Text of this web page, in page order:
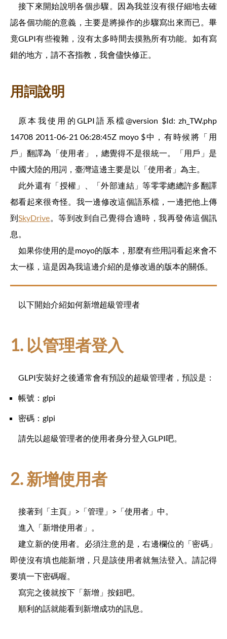
接下來開始說明各個步驟。因為我並沒有很仔細地去確
認各個功能的意義，主要是將操作的步驟寫出來而已。畢
竟GLPI有些複雜，沒有太多時間去摸熟所有功能。如有寫
錯的地方，請不吝指教，我會儘快修正。
用詞說明
原本我使用的GLPI語系檔@version $Id: zh_TW.php
14708 2011-06-21 06:28:45Z moyo $中，有時候將「用
戶」翻譯為「使用者」，總覺得不是很統一。「用戶」是
中國大陸的用詞，臺灣這邊主要是以「使用者」為主。
此外還有「授權」、「外部連結」等零零總總許多翻譯
都看起來很奇怪。我一邊修改這個語系檔，一邊把他上傳
到SkyDrive。等到改到自己覺得合適時，我再發佈這個訊
息。
如果你使用的是moyo的版本，那麼有些用詞看起來會不
太一樣，這是因為我這邊介紹的是修改過的版本的關係。
以下開始介紹如何新增超級管理者
1. 以管理者登入
GLPI安裝好之後通常會有預設的超級管理者，預設是：
帳號：glpi
密碼：glpi
請先以超級管理者的使用者身分登入GLPI吧。
2. 新增使用者
接著到「主頁」>「管理」>「使用者」中。
進入「新增使用者」。
建立新的使用者。必須注意的是，右邊欄位的「密碼」
即使沒有填也能新增，只是該使用者就無法登入。請記得
要填一下密碼喔。
寫完之後就按下「新增」按鈕吧。
順利的話就能看到新增成功的訊息。